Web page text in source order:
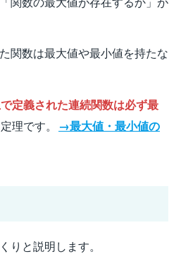
関数は最大値や最小値を持たな
で定義された連続関数は必ず最
理です。
→最大値・最小値の
りと説明します。